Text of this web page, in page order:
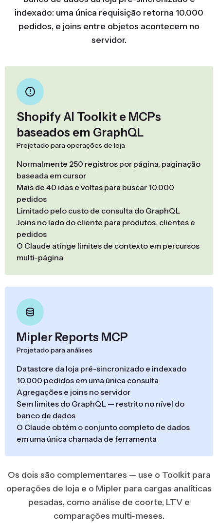
indexado: uma única requisição retorna 10.000
pedidos, e joins entre objetos acontecem no
servidor.
Shopify AI Toolkit e MCPs
baseados em GraphQL
Projetado para operações de loja
Normalmente 250 registros por página, paginação
baseada em cursor
Mais de 40 idas e voltas para buscar 10.000
pedidos
Limitado pelo custo de consulta do GraphQL
Joins no lado do cliente para produtos, clientes e
pedidos
O Claude atinge limites de contexto em percursos
multi-página
Mipler Reports MCP
Projetado para análises
Datastore da loja pré-sincronizado e indexado
10.000 pedidos em uma única consulta
Agregações e joins no servidor
Sem limites do GraphQL — restrito no nível do
banco de dados
O Claude obtém o conjunto completo de dados
em uma única chamada de ferramenta
Os dois são complementares — use o Toolkit para
operações de loja e o Mipler para cargas analíticas
pesadas, como análise de coorte, LTV e
comparações multi-meses.